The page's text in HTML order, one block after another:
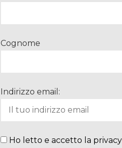
Cognome
Indirizzo email:
Ho letto e accetto la